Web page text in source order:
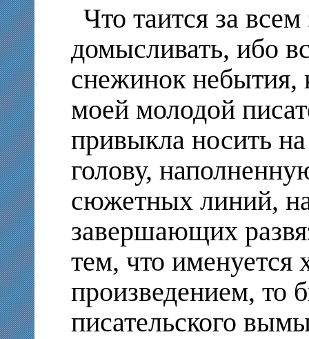
Что таится за
домысливать, ибо
снежинок небытия,
моей молодой
привыкла носить
голову,
сюжетных линий,
завершающих
тем, что именуется
произведением, то
писательского